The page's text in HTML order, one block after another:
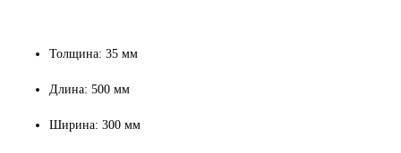
Толщина: 35 мм
Длина: 500 мм
Ширина: 300 мм